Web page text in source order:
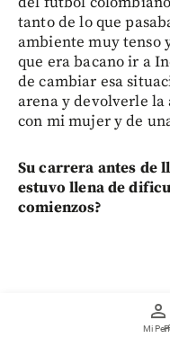
person
Mi
tanto de lo que
ambiente muy tenso
que era bacano ir a
de cambiar esa
arena y devolverle
con mi mujer y de
Su carrera antes de
estuvo llena de
comienzos?